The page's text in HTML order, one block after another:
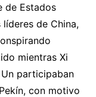
de Estados
de China,
mientras Xi
participaban
con motivo